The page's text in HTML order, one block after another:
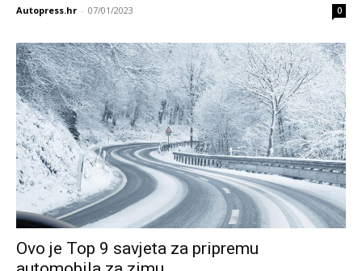
Autopress.hr - 07/01/2023 0
Ovo je Top 9 savjeta za pripremu